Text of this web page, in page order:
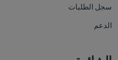
سجل الطلبات
الدعم